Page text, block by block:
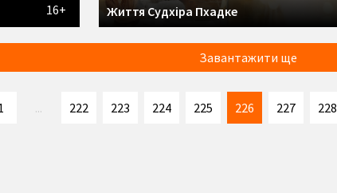
16+ Життя Судхіра Пхадке
Завантажити ще
... 222 223 224 225 226 227 228